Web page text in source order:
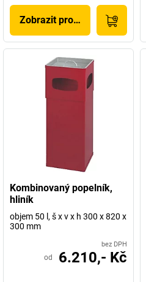
Zobrazit produkt
Kombinovaný popelník,
hliník
objem 50 l, š x v x h 300 x 820 x
300 mm
bez DPH
od 6.210,- Kč